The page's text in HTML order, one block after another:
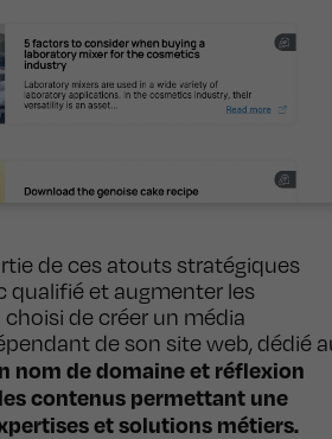
de ces atouts stratégiques
qualifié et augmenter les
de créer un média
de son site web, dédié
nom de domaine et réflexion
contenus permettant une
et solutions métiers.